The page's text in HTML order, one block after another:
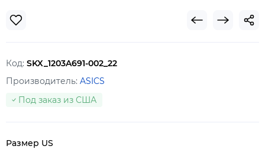
Код: SKX_1203A691-002_22
Производитель: ASICS
Под заказ из США
Размер US